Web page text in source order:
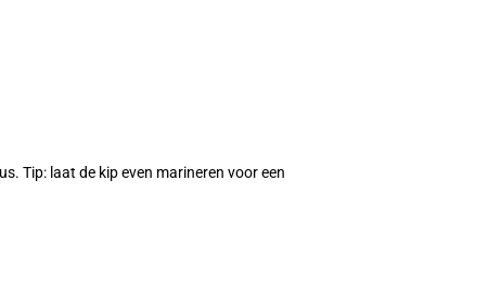
Tip: laat de kip even marineren voor een